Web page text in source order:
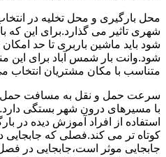
محل بارگیری و محل تخلیه در
شهری تاثیر می گذارد.برای این که
شود باید ماشین باربری تا حد
شود.وانت بار شمس آباد برای این
متناسب با مکان مشتریان انتخاب
سرعت حمل و نقل به مسافت حمل
با مسیرهای درون شهر بستگی
استفاده از افراد آموزش دیده در
کوتاه تر می کند.فصلی که جابجایی
جابجایی موثر است،جابجایی در